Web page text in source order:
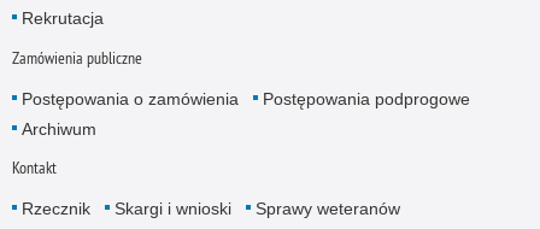
Rekrutacja
Zamówienia publiczne
Postępowania o zamówienia
Postępowania podprogowe
Archiwum
Kontakt
Rzecznik Skargi i wnioski Sprawy weteranów